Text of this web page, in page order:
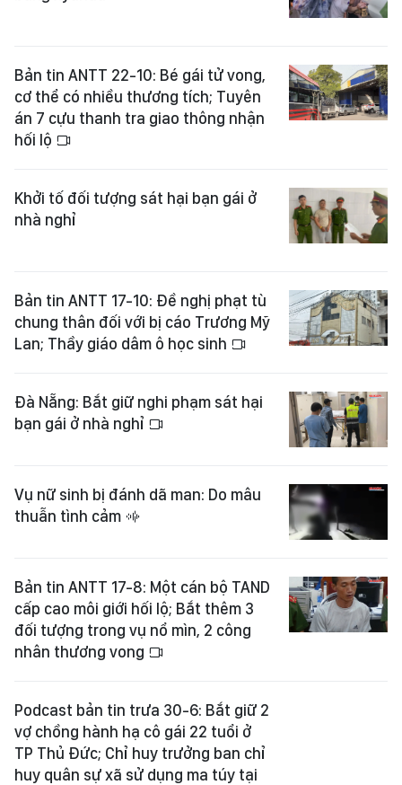
Bản tin ANTT 22-10: Bé gái tử vong,
cơ thể có nhiều thương tích; Tuyên
án 7 cựu thanh tra giao thông nhận
hối lộ
Khởi tố đối tượng sát hại bạn gái ở
nhà nghỉ
Bản tin ANTT 17-10: Đề nghị phạt tù
chung thân đối với bị cáo Trương Mỹ
Lan; Thầy giáo dâm ô học sinh
Đà Nẵng: Bắt giữ nghi phạm sát hại
bạn gái ở nhà nghỉ
Vụ nữ sinh bị đánh dã man: Do mâu
thuẫn tình cảm
Bản tin ANTT 17-8: Một cán bộ TAND
cấp cao môi giới hối lộ; Bắt thêm 3
đối tượng trong vụ nổ mìn, 2 công
nhân thương vong
Podcast bản tin trưa 30-6: Bắt giữ 2
vợ chồng hành hạ cô gái 22 tuổi ở
TP Thủ Đức; Chỉ huy trưởng ban chỉ
huy quân sự xã sử dụng ma túy tại